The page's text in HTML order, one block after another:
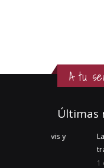
A tu
Últimas
La 143ª Fira
tradición,
1 de agosto